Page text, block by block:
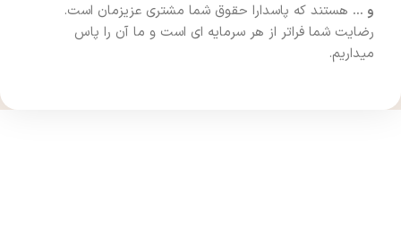
و … هستند که پاسدارا حقوق شما مشتری عزیزمان است.
رضایت شما فراتر از هر سرمایه ای است و ما آن را پاس
میداریم.